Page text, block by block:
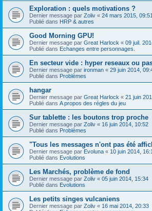
Exploration : quels motivations ?
Dernier message par Zoliv « 24 mars 2015, 09:51
Publié dans HRP & autres
Good Morning GPU!
Dernier message par Great Harlock « 09 juil.
Publié dans Echanges entre personnages.
En secteur vide : hyper reseaux ou
Dernier message par ironman « 29 juin 2014,
Publié dans Problèmes
hangar
Dernier message par Great Harlock « 21 juin
Publié dans A propos des régles du jeu
Sur tablette : les boutons trop proche
Dernier message par Zoliv « 16 juin 2014, 10:52
Publié dans Problèmes
"Tous les messages n'ont pas été
Dernier message par Evoluna « 10 juin 2014,
Publié dans Evolutions
Les Marchés, problème de fond
Dernier message par Zoliv « 05 juin 2014, 15:34
Publié dans Evolutions
Les petits singes vulcaniens
Dernier message par Zoliv « 16 mai 2014, 20:33